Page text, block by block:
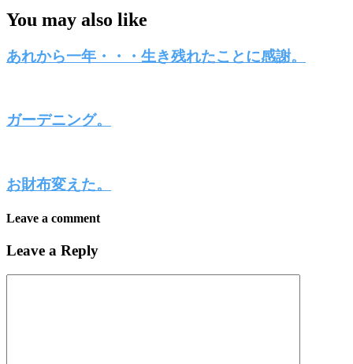
You may also like
あれから一年・・・生き残れたことに感謝。
ガーデニング。
お財布変えた。
Leave a comment
Leave a Reply